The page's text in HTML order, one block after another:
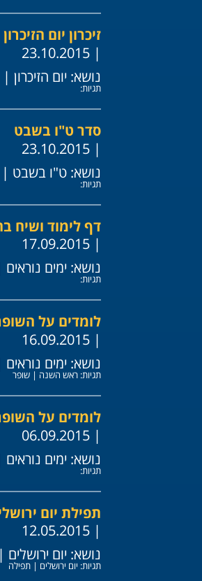
זיכרון יום הזיכרון
| 23.10.2015
נושא: יום הזיכרון |
תגיות:
סדר ט"ו בשבט
| 23.10.2015
נושא:ט"ו בשבט |
תגיות:
דף לימוד ושיח
| 17.09.2015
נושא: ימים נוראים
תגיות:
לומדים על
| 16.09.2015
נושא: ימים נוראים
תגיות:ראש השנה |שופר
לומדים על
| 06.09.2015
נושא: ימים נוראים
תגיות:
תפילת יום
| 12.05.2015
נושא: יום ירושלים |
תגיות: יום ירושלים |תפילה